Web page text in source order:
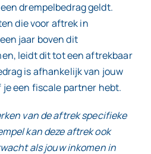
drempelbedrag geldt.
die voor aftrek in
jaar boven dit
leidt dit tot een aftrekbaar
is afhankelijk van jouw
een fiscale partner hebt.
van de aftrek specifieke
kan deze aftrek ook
als jouw inkomen in